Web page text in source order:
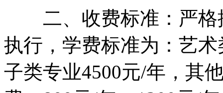
二、收费标准：严格
执行，学费标准为：艺
子类专业4500元/年，其